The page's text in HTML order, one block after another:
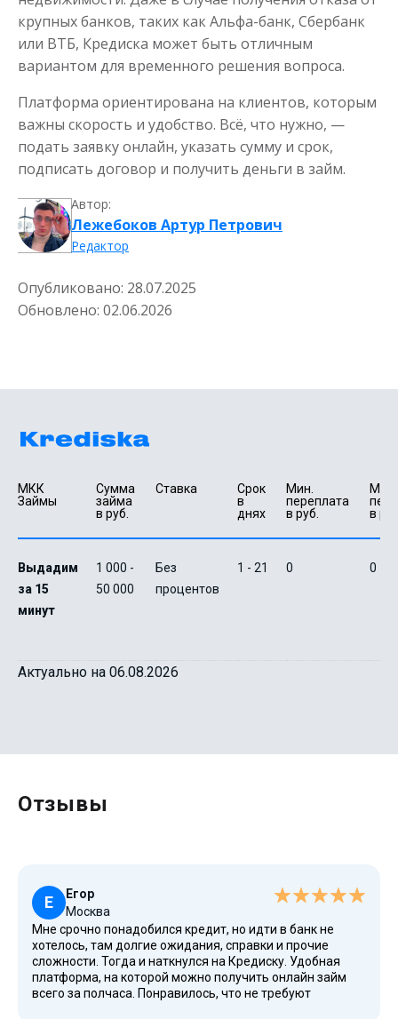
Срок от 5 до 30 дня
Получить
Займ без залога
Срок
крупных банков, таких как Альфа-банк, Сбербанк
или ВТБ, Кредиска может быть отличным
вариантом для временного решения вопроса.
Платформа ориентирована на клиентов, которым
важны скорость и удобство. Всё, что нужно, —
подать заявку онлайн, указать сумму и срок,
подписать договор и получить деньги в займ.
Автор:
Лежебоков Артур Петрович
Редактор
Опубликовано: 28.07.2025
Обновлено: 02.06.2026
МКК
Займы
Сумма
займа
в руб.
Ставка
Срок
в
днях
Мин.
переплата
в руб.
в
Выдадим
за 15
минут
1 000 -
50 000
Без
процентов
1 - 21 0 0
Актуально на 06.08.2026
Отзывы
Е
Егор
Москва
Мне срочно понадобился кредит, но идти в банк не
хотелось, там долгие ожидания, справки и прочие
сложности. Тогда и наткнулся на Кредиску. Удобная
платформа, на которой можно получить онлайн займ
всего за полчаса. Понравилось, что не требуют